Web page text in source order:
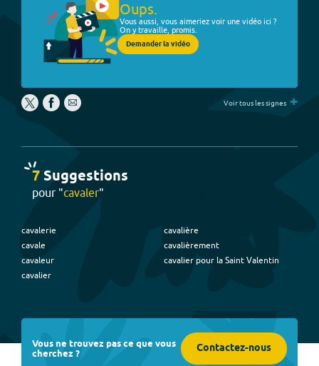
Oups.
Vous aussi, vous aimeriez voir une vidéo ici ?
On y travaille, promis.
Demander la vidéo
Voir tous les signes +
7Suggestions
pour "cavaler"
cavalerie
cavale
cavaleur
cavalier
cavalière
cavalièrement
cavalier pour la Saint Valentin
Vous ne trouvez pas ce que vous
cherchez ? Contactez-nous